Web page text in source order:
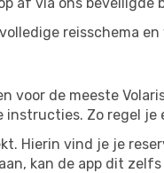
reisschema
voor de meeste
Zo regel
Hierin vind je je
kan de app dit